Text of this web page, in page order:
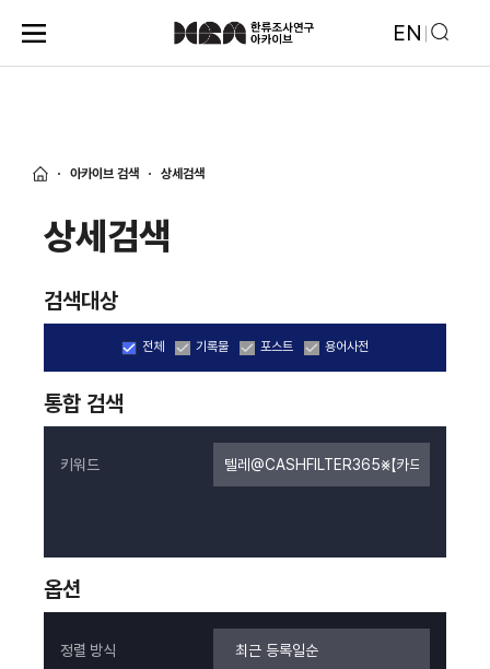
EN
아카이브 검색 상세검색
상세검색
검색대상
전체 기록물 포스트 용어사전
통합 검색
키워드
옵션
정렬 방식